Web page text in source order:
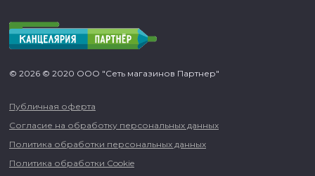
© 2026 © 2020 ООО "Сеть магазинов Партнер"
Публичная оферта
Согласие на обработку персональных данных
Политика обработки персональных данных
Политика обработки Cookie